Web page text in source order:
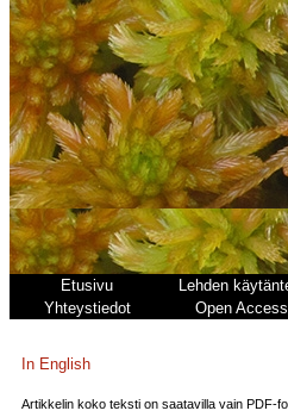
Etusivu Lehden
Yhteystiedot
Open Access
In English
Artikkelin koko teksti on saatavilla vain PDF-